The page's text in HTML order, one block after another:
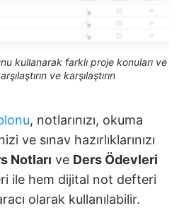
kullanarak farklı proje konuları ve
ve karşılaştırın
, notlarınızı, okuma
ve sınav hazırlıklarınızı
Notları ve Ders Ödevleri
ile hem dijital not defteri
olarak kullanılabilir.